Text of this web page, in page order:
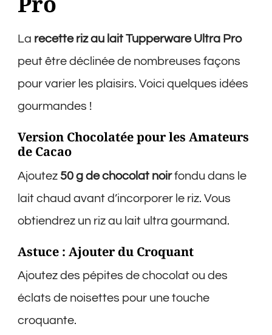
La recette riz au lait Tupperware Ultra Pro
peut être déclinée de nombreuses façons
pour varier les plaisirs. Voici quelques idées
gourmandes !
Version Chocolatée pour les Amateurs
de Cacao
Ajoutez 50 g de chocolat noirfondu dans le
lait chaud avant d’incorporer le riz. Vous
obtiendrez un riz au lait ultra gourmand.
Astuce : Ajouter du Croquant
Ajoutez des pépites de chocolat ou des
éclats de noisettes pour une touche
croquante.